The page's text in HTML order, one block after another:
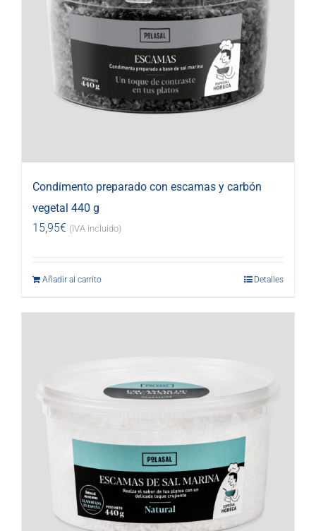
Condimento preparado con escamas y carbón
vegetal 440 g
15,95€ (IVA incluido)
Añadir al carrito Detalles